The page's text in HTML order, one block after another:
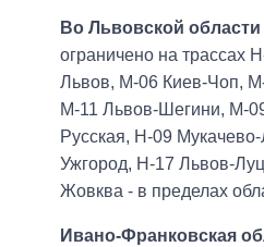
Во Львовской области
ограничено на трассах
Львов, М-06 Киев-Чоп,
М-11 Львов-Шегини, М-
Русская, Н-09
Ужгород, Н-17 Львов-
Жовква - в пределах
Ивано-Франковская